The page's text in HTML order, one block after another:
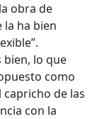
obra de
la ha bien
bien, lo que
como
de las
con la